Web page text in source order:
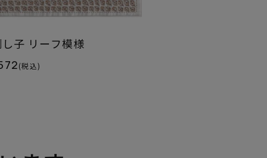
し子 リーフ模様
(税込)